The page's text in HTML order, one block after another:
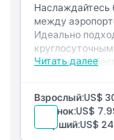
Наслаждайтесь
между
Идеально
аэропортом,
Читать далее
Трансферы
городом
Взрослый:US$
Ребенок:US$
Старший:US$